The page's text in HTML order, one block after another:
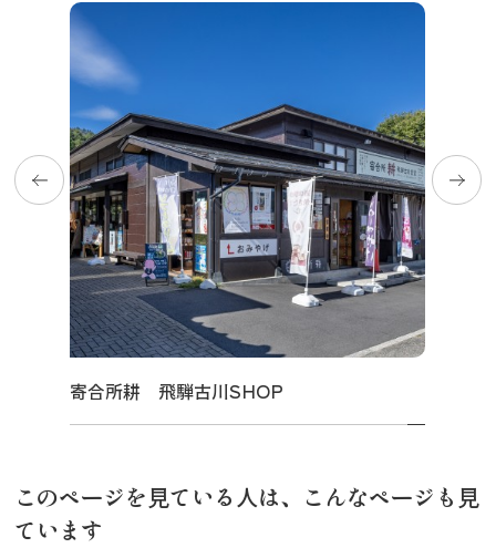
寄合所耕 飛騨古川SHOP
このページを見ている人は、こんなページも見
ています